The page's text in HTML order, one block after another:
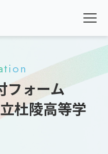
フォーム
杜陵高等学